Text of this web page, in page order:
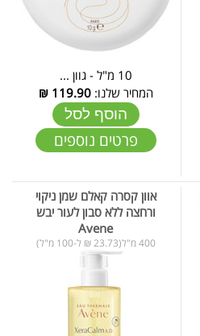
10 מ"ל - גוון ...
המחיר שלנו:119.90
₪
הוסף לסל
פרטים נוספים
אוון קסרה קאלם שמן ניקוי
ורחצה ללא סבון לעור יבש
Avene
400 מ"ל(23.73 ₪ ל-100 מ"ל)